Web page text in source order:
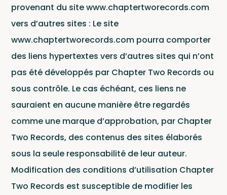
provenant du site www.chaptertworecords.com
vers d’autres sites : Le site
www.chaptertworecords.com pourra comporter
des liens hypertextes vers d’autres sites qui n’ont
pas été développés par Chapter Two Records ou
sous contrôle. Le cas échéant, ces liens ne
sauraient en aucune manière être regardés
comme une marque d’approbation, par Chapter
Two Records, des contenus des sites élaborés
sous la seule responsabilité de leur auteur.
Modification des conditions d’utilisation Chapter
Two Records est susceptible de modifier les